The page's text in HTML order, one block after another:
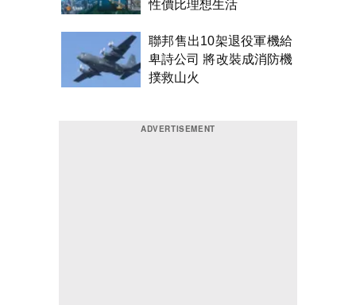
性價比理想生活
聯邦售出10架退役軍機給
卑詩公司 將改裝成消防機
撲救山火